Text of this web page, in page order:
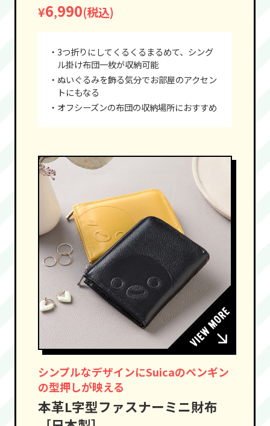
¥6,990(税込)
・3つ折りにしてくるくるまるめて、シング
ル掛け布団一枚が収納可能
・ぬいぐるみを飾る気分でお部屋のアクセン
トにもなる
・オフシーズンの布団の収納場所におすすめ
シンプルなデザインにSuicaのペンギン
の型押しが映える
本革L字型ファスナーミニ財布